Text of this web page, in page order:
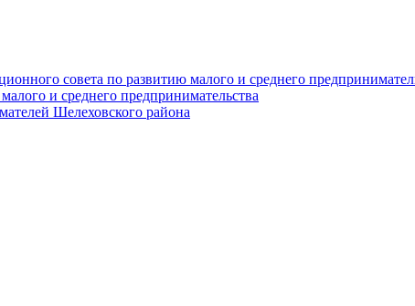
совета по развитию малого и среднего
и среднего предпринимательства
Шелеховского района